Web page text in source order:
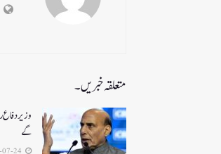
متعلقہ خبریں۔
وزیر دفاع
گے